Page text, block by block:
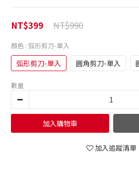
NT$990
NT$399
顏色 : 弧形剪刀-單入
弧形剪刀-單入 圓角剪刀-單入
數量
加入購物車
加入追蹤清單